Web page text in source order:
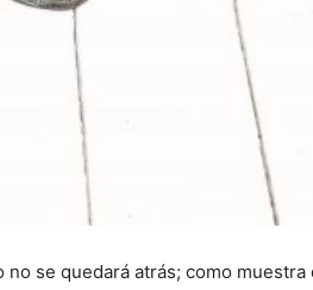
se quedará atrás; como